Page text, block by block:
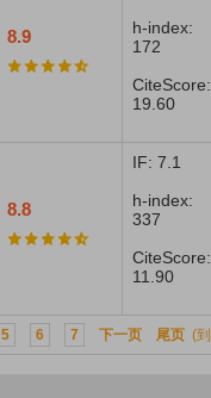
8.9
h-index:
172
CiteScore:
19.60
8.8
IF: 7.1
h-index:
337
CiteScore:
11.90
5 6 7 下一页 尾页 (到